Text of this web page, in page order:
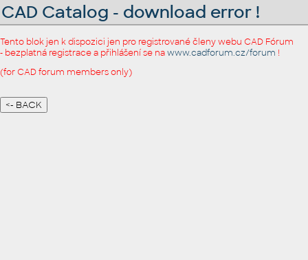
CAD Catalog - download error !
Tento blok jen k dispozici jen pro registrované členy webu CAD Fórum
- bezplatná registrace a přihlášení se nawww.cadforum.cz/forum !
(for CAD forum members only)